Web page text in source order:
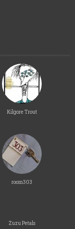
Kilgore Trout
room303
Zuzu Petals